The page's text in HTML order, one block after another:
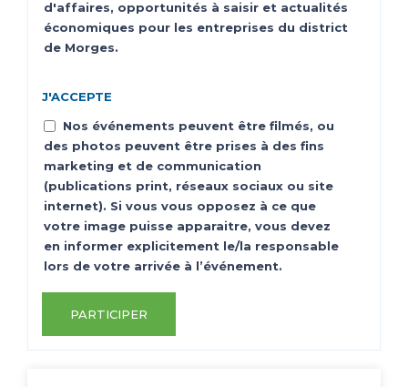
d'affaires, opportunités à saisir et actualités
économiques pour les entreprises du district
de Morges.
J'ACCEPTE
Nos événements peuvent être filmés, ou
des photos peuvent être prises à des fins
marketing et de communication
(publications print, réseaux sociaux ou site
internet). Si vous vous opposez à ce que
votre image puisse apparaitre, vous devez
en informer explicitement le/la responsable
lors de votre arrivée à l’événement.